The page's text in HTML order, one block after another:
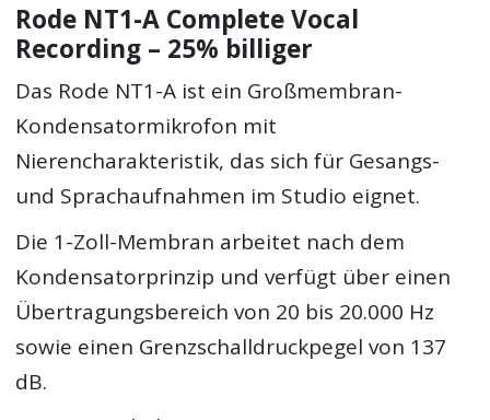
Rode NT1-A Complete Vocal
Recording – 25% billiger
Das Rode NT1-A ist ein Großmembran-
Kondensatormikrofon mit
Nierencharakteristik, das sich für Gesangs-
und Sprachaufnahmen im Studio eignet.
Die 1-Zoll-Membran arbeitet nach dem
Kondensatorprinzip und verfügt über einen
Übertragungsbereich von 20 bis 20.000 Hz
sowie einen Grenzschalldruckpegel von 137
dB.